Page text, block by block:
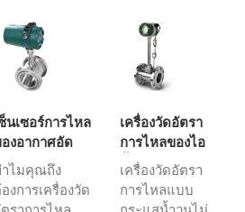
STLU-G ซึ่งถือ
เป็นความ
ก้าวหน้าทาง
เทคโนโลยีครั้ง
สำคัญเมื่อเทียบ
เครื่องวัดอัตรา
รไหลแบบเดิม
รไหลแบบ
สำหรับอากาศอัด
เป็นอุปกรณ์ที่ใช้
ในการวัดอัตรา
การไหลของ
อากาศอัดใน
โรงงาน
อุตสาหกรรม
อากาศอัดมักใช้...
นเซอร์การไหล
งอากาศอัด
ตสาหกรรม
ไมคุณถึง
งการเครื่องวัด
เครื่องวัดอัตรา
การไหลของไอ
น้ำแบบวอร์เท็กซ์
เครื่องวัดอัตรา
การไหลแบบ